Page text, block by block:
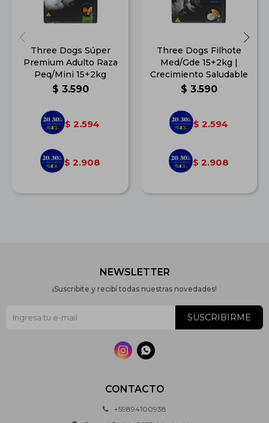
Three Dogs Súper
Premium Adulto Raza
Peq/Mini 15+2kg
$ 3.590
$ 2.594
$ 2.908
Three Dogs Filhote
Med/Gde 15+2kg |
Crecimiento Saludable
$ 3.590
$ 2.594
$ 2.908
CONTACTO
+59894100938
NEWSLETTER
¡Suscribite y recibí todas nuestras novedades!
SUSCRIBIRME
 